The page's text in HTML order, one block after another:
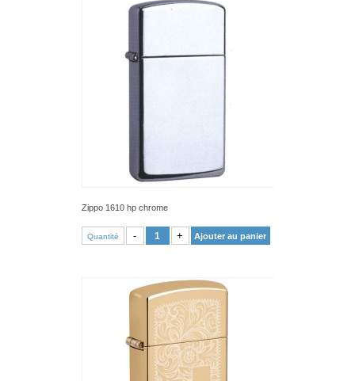
Zippo 1610 hp chrome
Quantité - + Ajouter au panier